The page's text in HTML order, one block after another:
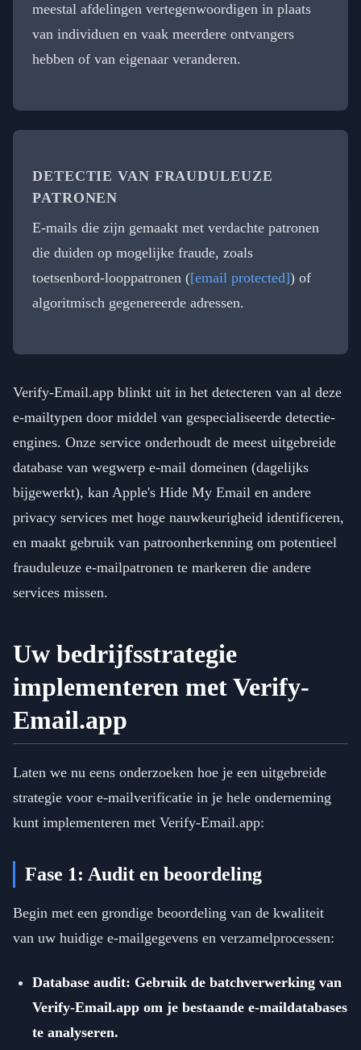
meestal afdelingen vertegenwoordigen in plaats
van individuen en vaak meerdere ontvangers
hebben of van eigenaar veranderen.
DETECTIE VAN FRAUDULEUZE
PATRONEN
E-mails die zijn gemaakt met verdachte patronen
die duiden op mogelijke fraude, zoals
toetsenbord-looppatronen ([email protected]) of
algoritmisch gegenereerde adressen.
Verify-Email.app blinkt uit in het detecteren van al deze
e-mailtypen door middel van gespecialiseerde detectie-
engines. Onze service onderhoudt de meest uitgebreide
database van wegwerp e-mail domeinen (dagelijks
bijgewerkt), kan Apple's Hide My Email en andere
privacy services met hoge nauwkeurigheid identificeren,
en maakt gebruik van patroonherkenning om potentieel
frauduleuze e-mailpatronen te markeren die andere
services missen.
Uw bedrijfsstrategie
implementeren met Verify-
Email.app
Laten we nu eens onderzoeken hoe je een uitgebreide
strategie voor e-mailverificatie in je hele onderneming
kunt implementeren met Verify-Email.app:
Fase 1: Audit en beoordeling
Begin met een grondige beoordeling van de kwaliteit
van uw huidige e-mailgegevens en verzamelprocessen:
Database audit: Gebruik de batchverwerking van
Verify-Email.app om je bestaande e-maildatabases
te analyseren.